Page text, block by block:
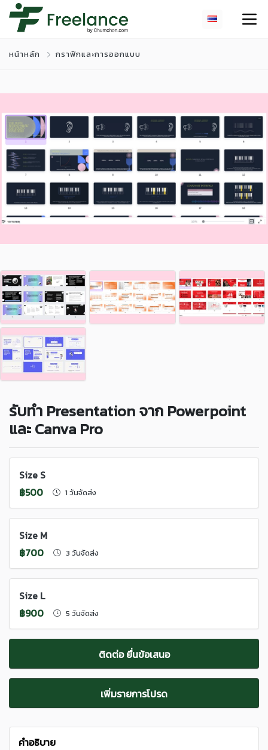
หน้าหลัก กราฟิกและการออกแบบ
รับทำ Presentation จาก Powerpoint
และ Canva Pro
Size S
฿500
1 วันจัดส่ง
Size M
฿700
3 วันจัดส่ง
Size L
฿900
5 วันจัดส่ง
ติดต่อ ยื่นข้อเสนอ
เพิ่มรายการโปรด
คำอธิบาย